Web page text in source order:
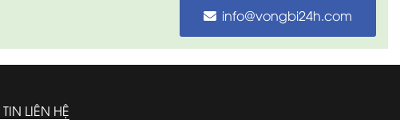
info@vongbi24h.com
LIÊN HỆ